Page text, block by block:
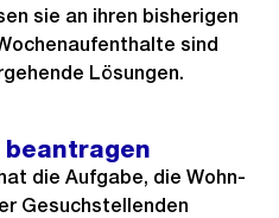
sie an ihren bisherigen
sind
Lösungen.
die Aufgabe, die Wohn-
Gesuchstellenden